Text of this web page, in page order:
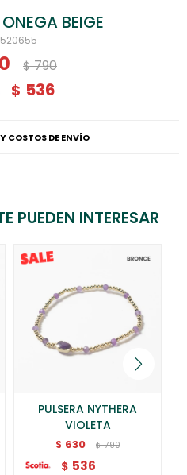
BEIGE
520655
$ 790
$ 536
COSTOS DE ENVÍO
PUEDEN INTERESAR
PULSERA NYTHERA
VIOLETA
$ 630 $ 790
$ 536